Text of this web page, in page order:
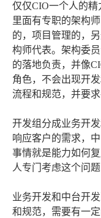
仅仅CIO一个人的
里面有专职的架构
的，项目管理的，
构师代表。架构委
的落地负责，并像
角色，不会出现开
流程和规范，并要
开发组分成业务开
响应客户的需求，
事情就是能力如何
人专门考虑这个问
业务开发和中台开
和规范，需要有一